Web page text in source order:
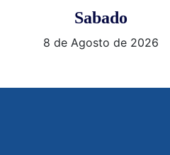
Sabado
8 de Agosto de 2026